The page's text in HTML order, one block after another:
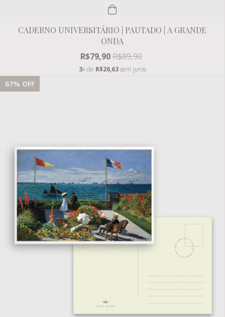
CADERNO UNIVERSITÁRIO | PAUTADO | A GRANDE
ONDA
R$79,90R$89,90
3x de R$26,63sem juros
67% OFF